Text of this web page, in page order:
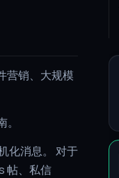
营销、大规模
化消息。 对于
帖、私信